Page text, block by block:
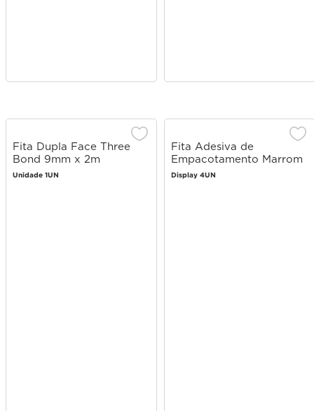
Fita Dupla Face Three
Bond 9mm x 2m
Unidade 1UN
Fita Adesiva de
Empacotamento Marrom
Three Bond 48mm X 45m
Display 4UN